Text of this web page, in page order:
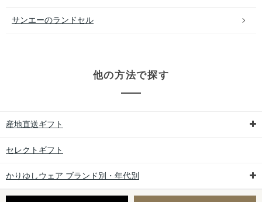
サンエーのランドセル
他の方法で探す
産地直送ギフト
セレクトギフト
かりゆしウェア ブランド別・年代別